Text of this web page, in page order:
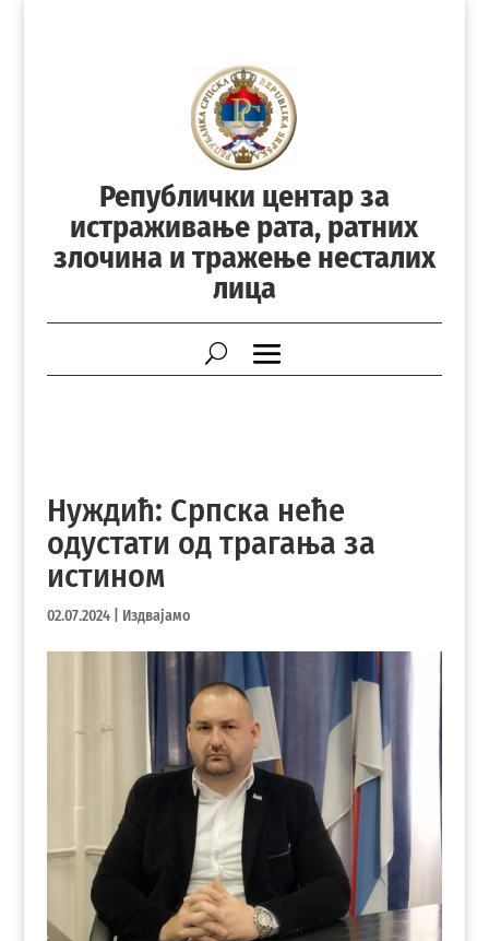
Републички центар за
истраживање рата, ратних
злочина и тражење несталих
лица
Нуждић: Српска неће
одустати од трагања за
истином
02.07.2024| Издвајамо